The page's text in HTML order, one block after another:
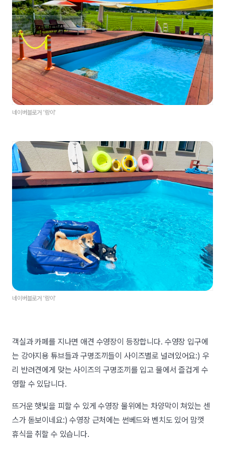
네이버블로거 '랑이'
네이버블로거 '랑이'
객실과 카페를 지나면 애견 수영장이 등장합니다. 수영장 입구에
는 강아지용 튜브들과 구명조끼들이 사이즈별로 널려있어요:) 우
리 반려견에게 맞는 사이즈의 구명조끼를 입고 물에서 즐겁게 수
영할 수 있답니다.
뜨거운 햇빛을 피할 수 있게 수영장 물위에는 차양막이 쳐있는 센
스가 돋보이네요:) 수영장 근처에는 썬베드와 벤치도 있어 맘껏
휴식을 취할 수 있습니다.